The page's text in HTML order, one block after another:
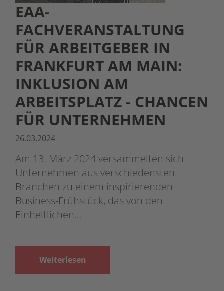
EAA-
FACHVERANSTALTUNG
FÜR ARBEITGEBER IN
FRANKFURT AM MAIN:
INKLUSION AM
ARBEITSPLATZ - CHANCEN
FÜR UNTERNEHMEN
26.03.2024
Am 13. März 2024 versammelten sich
Unternehmen aus verschiedensten
Branchen zu einem inspirierenden
Business-Frühstück, das von den
Einheitlichen…
Weiterlesen